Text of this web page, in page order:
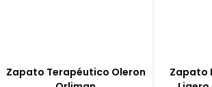
Zapato Terapéutico Oleron
Zapato